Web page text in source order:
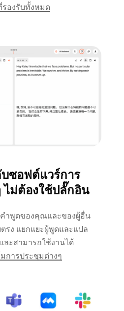
องรับทั้งหมด
ซอฟต์แวร์การ
ไม่ต้องใช้ปลั๊กอิน
คำพูดของคุณและของผู้อื่น
รง แยกแยะผู้พูดและแปล
ะสามารถใช้งานได้
การประชุมต่างๆ